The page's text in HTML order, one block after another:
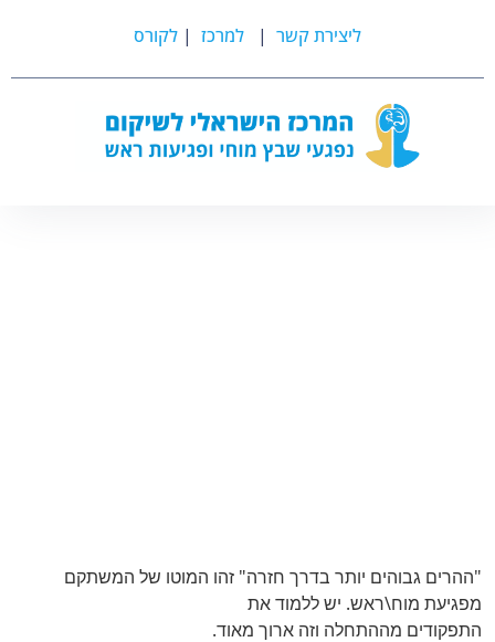
ליצירת קשר | למרכז | לקורס
"ההרים גבוהים יותר בדרך חזרה" זהו המוטו של המשתקם
מפגיעת מוח\ראש. יש ללמוד את
התפקודים מההתחלה וזה ארוך מאוד.